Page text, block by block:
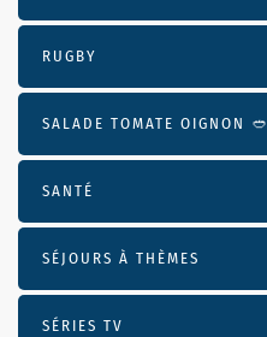
RUGBY
SALADE TOMATE OIGNON 🥙
SANTÉ
SÉJOURS À THÈMES
SÉRIES TV